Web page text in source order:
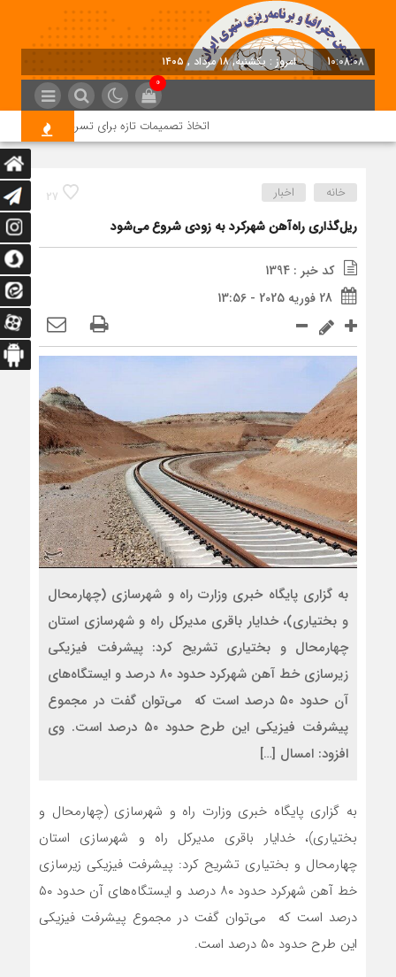
10:08:08 امروز : یکشنبه, ۱۸ مرداد , ۱۴۰۵
0
اتخاذ تصمیمات تازه برای تسریع در روند
27 خانه اخبار
ریل‌گذاری راه‌آهن شهرکرد به زودی شروع می‌شود
کد خبر : 1394
28 فوریه 2025 - 13:56
به گزاری پایگاه خبری وزارت راه و شهرسازی (چهارمحال
و بختیاری)، خدایار باقری مدیرکل راه و شهرسازی استان
چهارمحال و بختیاری تشریح کرد: پیشرفت فیزیکی
زیرسازی خط آهن شهرکرد حدود ۸۰ درصد و ایستگاه‌های
آن حدود ۵۰ درصد است که می‌توان گفت در مجموع
پیشرفت فیزیکی این طرح حدود ۵۰ درصد است. وی
افزود: امسال […]
به گزاری پایگاه خبری وزارت راه و شهرسازی (چهارمحال و
بختیاری)، خدایار باقری مدیرکل راه و شهرسازی استان
چهارمحال و بختیاری تشریح کرد: پیشرفت فیزیکی زیرسازی
خط آهن شهرکرد حدود ۸۰ درصد و ایستگاه‌های آن حدود ۵۰
درصد است که می‌توان گفت در مجموع پیشرفت فیزیکی
این طرح حدود ۵۰ درصد است.